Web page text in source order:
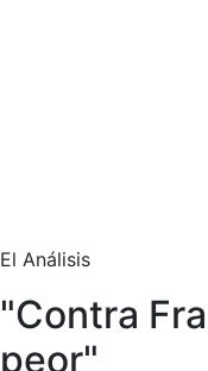
El Análisis
"Contra
peor"